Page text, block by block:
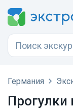
Германия
Прогулки